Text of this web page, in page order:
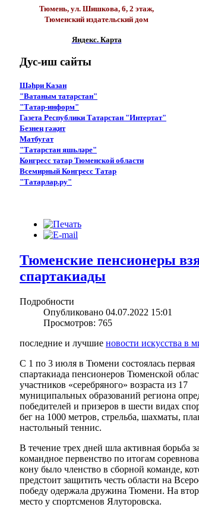
Тюмень, ул. Шишкова, 6, 2 этаж,
Тюменский издательский дом
Яндекс. Карта
Дус-иш сайты
Шәһри Казан
"Ватаным татарстан"
"Татар-информ"
Газета Республики Татарстан "Интертат"
Безнең гәҗит
Матбугат
"Татарстан яшьләре"
Конгресс татар Тюменской области
Всемирный Конгресс Татар
"Татарлар.ру"
Тюменские пенсионеры
спартакиады
Подробности
Опубликовано 04.07.2022 15:01
Просмотров: 765
последние и лучшие новости искусства в
С 1 по 3 июля в Тюмени состоялась первая
спартакиада пенсионеров Тюменской
участников «серебряного» возраста из 17
муниципальных образований региона
победителей и призеров в шести видах
бег на 1000 метров, стрельба, шахматы,
настольный теннис.
В течение трех дней шла активная борьба за
командное первенство по итогам
кону было членство в сборной команде,
предстоит защитить честь области на
победу одержала дружина Тюмени. На
место у спортсменов Ялуторовска.